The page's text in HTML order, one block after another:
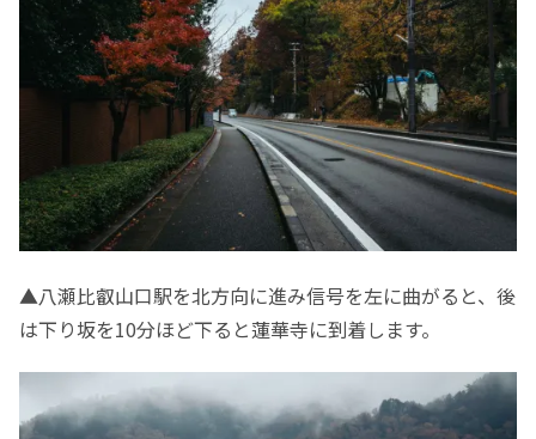
▲八瀬比叡山口駅を北方向に進み信号を左に曲がると、後
は下り坂を10分ほど下ると蓮華寺に到着します。